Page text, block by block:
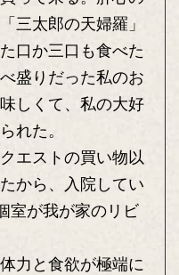
三太郎の天婦羅」
口か三口も食べた
盛りだった私のお
しくて、私の大好
れた。
エストの買い物以
から、入院してい
室が我が家のリビ
力と食欲が極端に